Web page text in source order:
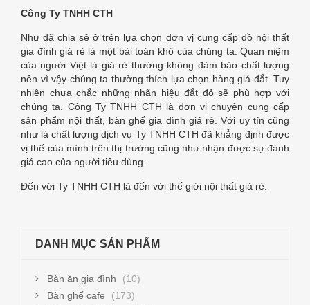
Công Ty TNHH CTH
Như đã chia sẻ ở trên lựa chọn đơn vị cung cấp đồ nội thất
gia đình giá rẻ là một bài toán khó của chúng ta. Quan niệm
của người Việt là giá rẻ thường không đảm bảo chất lượng
nên vì vậy chúng ta thường thích lựa chọn hàng giá đắt. Tuy
nhiên chưa chắc những nhãn hiệu đắt đỏ sẽ phù hợp với
chúng ta. Công Ty TNHH CTH là đơn vị chuyên cung cấp
sản phẩm nội thất, bàn ghế gia đình giá rẻ. Với uy tín cũng
như là chất lượng dịch vụ Ty TNHH CTH đã khẳng định được
vị thế của mình trên thị trường cũng như nhận được sự đánh
giá cao của người tiêu dùng.
Đến với Ty TNHH CTH là đến với thế giới nội thất giá rẻ.
DANH MỤC SẢN PHẨM
Bàn ăn gia đình
(10)
Bàn ghế cafe
(173)